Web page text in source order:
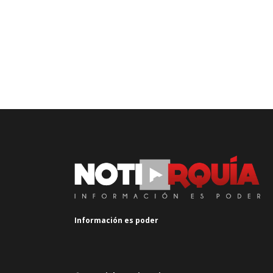
Información es poder